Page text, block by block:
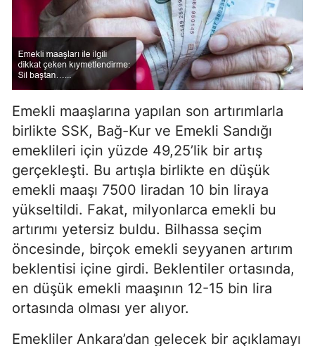
Emekli maaşlarına yapılan son artırımlarla
birlikte SSK, Bağ-Kur ve Emekli Sandığı
emeklileri için yüzde 49,25’lik bir artış
gerçekleşti. Bu artışla birlikte en düşük
emekli maaşı 7500 liradan 10 bin liraya
yükseltildi. Fakat, milyonlarca emekli bu
artırımı yetersiz buldu. Bilhassa seçim
öncesinde, birçok emekli seyyanen artırım
beklentisi içine girdi. Beklentiler ortasında,
en düşük emekli maaşının 12-15 bin lira
ortasında olması yer alıyor.
Emekliler Ankara’dan gelecek bir açıklamayı